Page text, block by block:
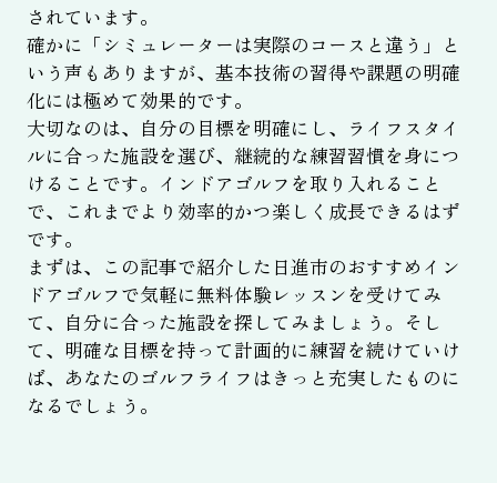
されています。
確かに「シミュレーターは実際のコースと違う」と
いう声もありますが、基本技術の習得や課題の明確
化には極めて効果的です。
大切なのは、自分の目標を明確にし、ライフスタイ
ルに合った施設を選び、継続的な練習習慣を身につ
けることです。インドアゴルフを取り入れること
で、これまでより効率的かつ楽しく成長できるはず
です。
まずは、この記事で紹介した日進市のおすすめイン
ドアゴルフで気軽に無料体験レッスンを受けてみ
て、自分に合った施設を探してみましょう。そし
て、明確な目標を持って計画的に練習を続けていけ
ば、あなたのゴルフライフはきっと充実したものに
なるでしょう。